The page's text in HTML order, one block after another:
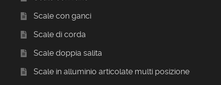
Scale con ganci
Scale di corda
Scale doppia salita
Scale in alluminio articolate multi posizione